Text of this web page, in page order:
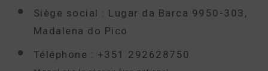
Siège social : Lugar da Barca 9950-303,
Madalena do Pico
Téléphone : +351 292628750